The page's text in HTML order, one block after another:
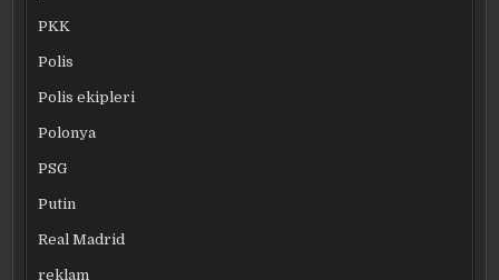
PKK
Polis
Polis ekipleri
Polonya
PSG
Putin
Real Madrid
reklam